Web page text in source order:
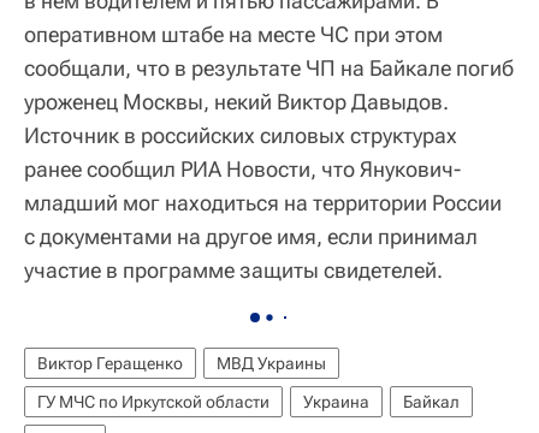
оперативном штабе на месте ЧС при этом
сообщали, что в результате ЧП на Байкале погиб
уроженец Москвы, некий Виктор Давыдов.
Источник в российских силовых структурах
ранее сообщил РИА Новости, что Янукович-
младший мог находиться на территории России
с документами на другое имя, если принимал
участие в программе защиты свидетелей.
Виктор Геращенко
МВД Украины
ГУ МЧС по Иркутской области
Украина
Байкал